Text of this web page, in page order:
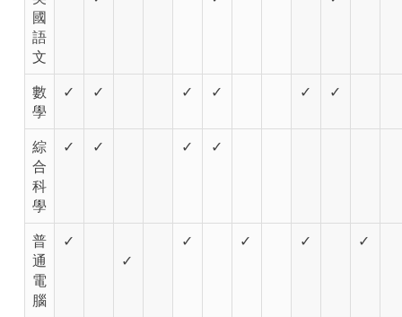
國
語
文
數
學
✓ ✓ ✓ ✓ ✓ ✓
綜
合
科
學
✓ ✓ ✓ ✓
普
通
電
腦
✓
✓
✓ ✓ ✓ ✓